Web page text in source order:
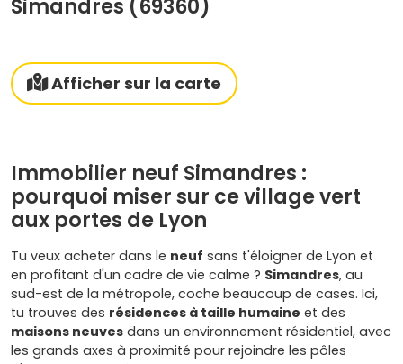
Simandres (69360)
Afficher sur la carte
Immobilier neuf Simandres :
pourquoi miser sur ce village vert
aux portes de Lyon
Tu veux acheter dans le neuf sans t'éloigner de Lyon et
en profitant d'un cadre de vie calme ? Simandres, au
sud-est de la métropole, coche beaucoup de cases. Ici,
tu trouves des résidences à taille humaine et des
maisons neuves dans un environnement résidentiel, avec
les grands axes à proximité pour rejoindre les pôles